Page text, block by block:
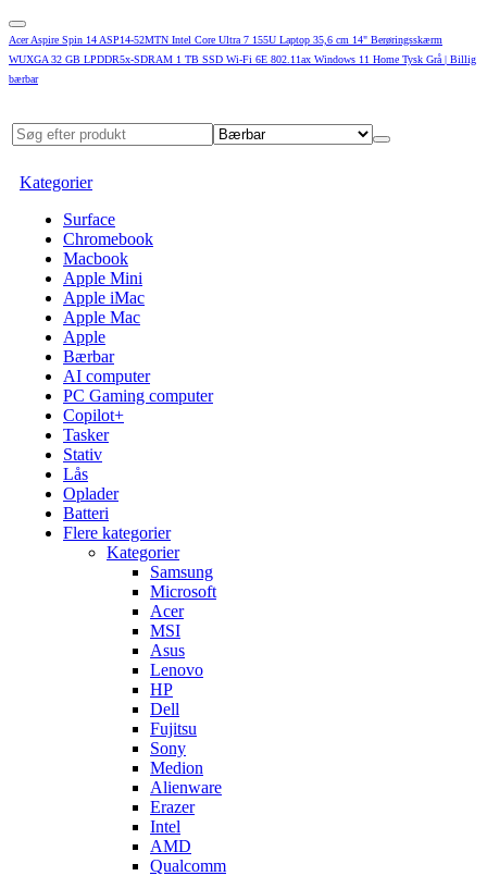
Acer Aspire Spin 14 ASP14-52MTN Intel Core Ultra 7 155U Laptop 35,6 cm 14" Berøringsskærm
WUXGA 32 GB LPDDR5x-SDRAM 1 TB SSD Wi-Fi 6E 802.11ax Windows 11 Home Tysk Grå | Billig
bærbar
Kategorier
Surface
Chromebook
Macbook
Apple Mini
Apple iMac
Apple Mac
Apple
Bærbar
AI computer
PC Gaming computer
Copilot+
Tasker
Stativ
Lås
Oplader
Batteri
Flere kategorier
Kategorier
Samsung
Microsoft
Acer
MSI
Asus
Lenovo
HP
Dell
Fujitsu
Sony
Medion
Alienware
Erazer
Intel
AMD
Qualcomm